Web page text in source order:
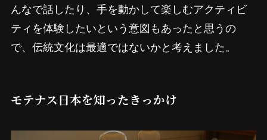
んなで話したり、手を動かして楽しむアクティビ
ティを体験したいという意図もあったと思うの
で、伝統文化は最適ではないかと考えました。
モテナス日本を知ったきっかけ